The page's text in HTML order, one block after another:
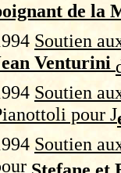
de la
Soutien
Venturini
Soutien
pour J
Soutien